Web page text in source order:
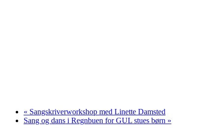
« Sangskriverworkshop med Linette Damsted
Sang og dans i Regnbuen for GUL stues børn »